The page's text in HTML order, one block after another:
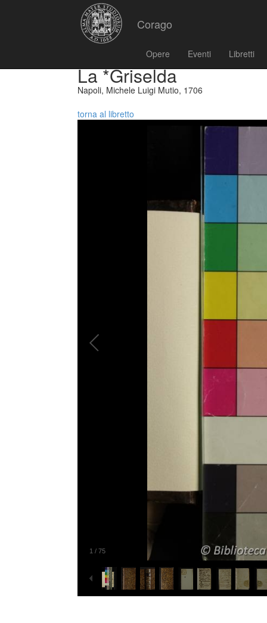
Corago
Opere Eventi Libretti
La *Griselda
Napoli, Michele Luigi Mutio, 1706
torna al libretto
1 / 75